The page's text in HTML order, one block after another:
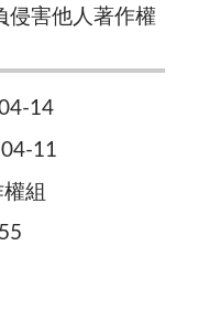
侵害他人著作權
14
11
組